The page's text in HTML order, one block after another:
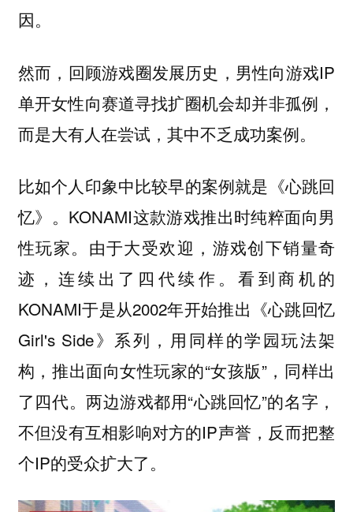
因。
然而，回顾游戏圈发展历史，男性向游戏IP
单开女性向赛道寻找扩圈机会却并非孤例，
而是大有人在尝试，其中不乏成功案例。
比如个人印象中比较早的案例就是《心跳回
忆》。KONAMI这款游戏推出时纯粹面向男
性玩家。由于大受欢迎，游戏创下销量奇
迹，连续出了四代续作。看到商机的
KONAMI于是从2002年开始推出《心跳回忆
Girl's Side》系列，用同样的学园玩法架
构，推出面向女性玩家的“女孩版”，同样出
了四代。两边游戏都用“心跳回忆”的名字，
不但没有互相影响对方的IP声誉，反而把整
个IP的受众扩大了。